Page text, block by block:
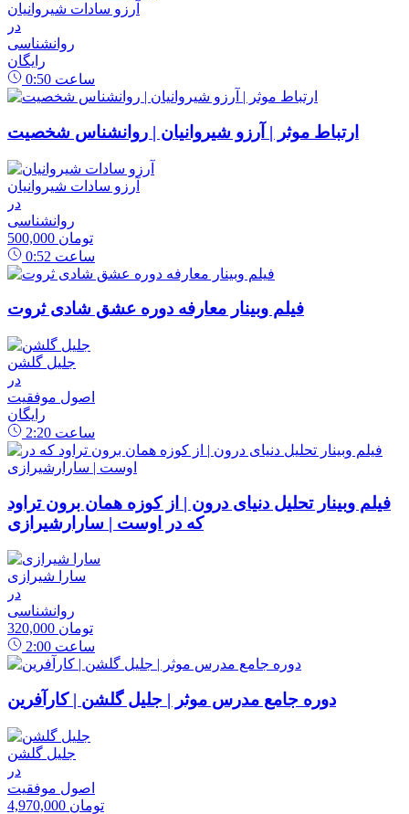
آرزو سادات شیروانیان
در
روانشناسی
رایگان
0:50 ساعت
ارتباط موثر | آرزو شیروانیان | روانشناس شخصیت
آرزو سادات شیروانیان
در
روانشناسی
500,000 تومان
0:52 ساعت
فیلم وبینار معارفه دوره عشق شادی ثروت
جلیل گلشن
در
اصول موفقیت
رایگان
2:20 ساعت
فیلم وبینار تحلیل دنیای درون | از کوزه همان برون تراود
که در اوست | سارارشیرازی
سارا شیرازی
در
روانشناسی
320,000 تومان
2:00 ساعت
دوره جامع مدرس موثر | جلیل گلشن | کارآفرین
جلیل گلشن
در
اصول موفقیت
4,970,000 تومان